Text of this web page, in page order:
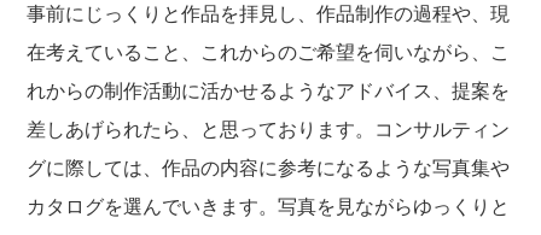
事前にじっくりと作品を拝見し、作品制作の過程や、現
在考えていること、これからのご希望を伺いながら、こ
れからの制作活動に活かせるようなアドバイス、提案を
差しあげられたら、と思っております。コンサルティン
グに際しては、作品の内容に参考になるような写真集や
カタログを選んでいきます。写真を見ながらゆっくりと